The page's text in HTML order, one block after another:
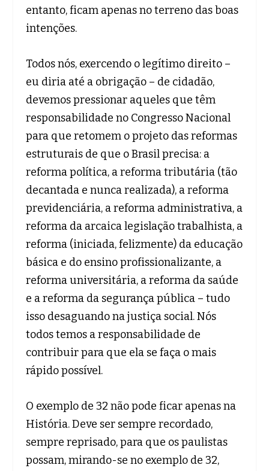
entanto, ficam apenas no terreno das boas
intenções.
Todos nós, exercendo o legítimo direito –
eu diria até a obrigação – de cidadão,
devemos pressionar aqueles que têm
responsabilidade no Congresso Nacional
para que retomem o projeto das reformas
estruturais de que o Brasil precisa: a
reforma política, a reforma tributária (tão
decantada e nunca realizada), a reforma
previdenciária, a reforma administrativa, a
reforma da arcaica legislação trabalhista, a
reforma (iniciada, felizmente) da educação
básica e do ensino profissionalizante, a
reforma universitária, a reforma da saúde
e a reforma da segurança pública – tudo
isso desaguando na justiça social. Nós
todos temos a responsabilidade de
contribuir para que ela se faça o mais
rápido possível.
O exemplo de 32 não pode ficar apenas na
História. Deve ser sempre recordado,
sempre reprisado, para que os paulistas
possam, mirando-se no exemplo de 32,